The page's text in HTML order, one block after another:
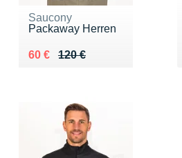
Saucony
Packaway Herren
120 €
Au lieu de 120 €
60 €
Vendu 60 €